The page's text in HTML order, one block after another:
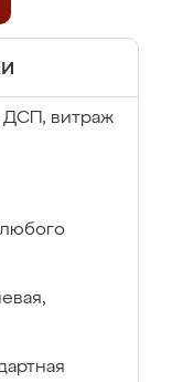
ДСП, витраж